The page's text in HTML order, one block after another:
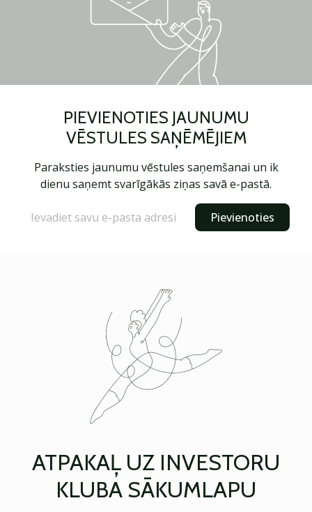
PIEVIENOTIES JAUNUMU
VĒSTULES SAŅĒMĒJIEM
Paraksties jaunumu vēstules saņemšanai un ik
dienu saņemt svarīgākās ziņas savā e-pastā.
Pievienoties
ATPAKAĻ UZ INVESTORU
KLUBA SĀKUMLAPU